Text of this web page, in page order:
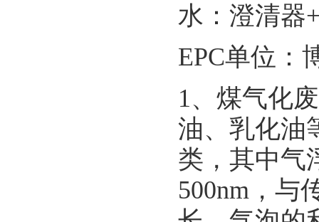
水：澄清器
EPC单位：
1、煤气化
油、乳化油
类，其中气
500nm，与